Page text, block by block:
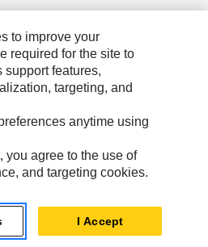
Hak Dilindungi UU.
to improve your
required for the site to
support features,
targeting, and
anytime using
you agree to the use of
and targeting cookies.
I Accept